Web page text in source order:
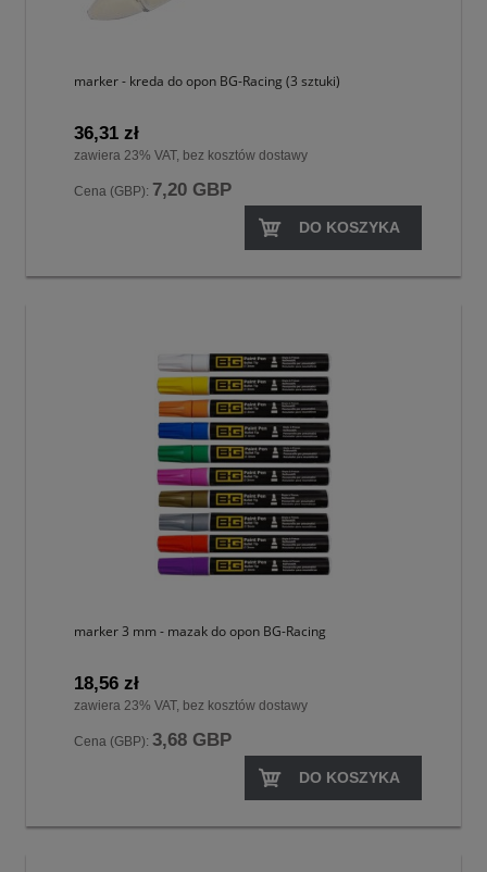
marker - kreda do opon BG-Racing (3 sztuki)
36,31 zł
zawiera 23% VAT, bez kosztów dostawy
Cena (GBP): 7,20 GBP
DO KOSZYKA
marker 3 mm - mazak do opon BG-Racing
18,56 zł
zawiera 23% VAT, bez kosztów dostawy
Cena (GBP): 3,68 GBP
DO KOSZYKA